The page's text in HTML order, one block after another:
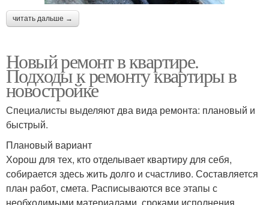
читать дальше →
Новый ремонт в квартире.
Подходы к ремонту квартиры в
новостройке
Специалисты выделяют два вида ремонта: плановый и
быстрый.
Плановый вариант
Хорош для тех, кто отделывает квартиру для себя,
собирается здесь жить долго и счастливо. Составляется
план работ, смета. Расписываются все этапы с